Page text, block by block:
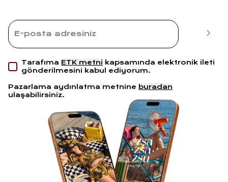
Tarafıma ETK metni kapsamında elektronik ileti
gönderilmesini kabul ediyorum.
Pazarlama aydınlatma metnine buradan
ulaşabilirsiniz.